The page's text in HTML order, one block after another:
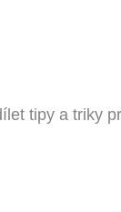
tipy a triky